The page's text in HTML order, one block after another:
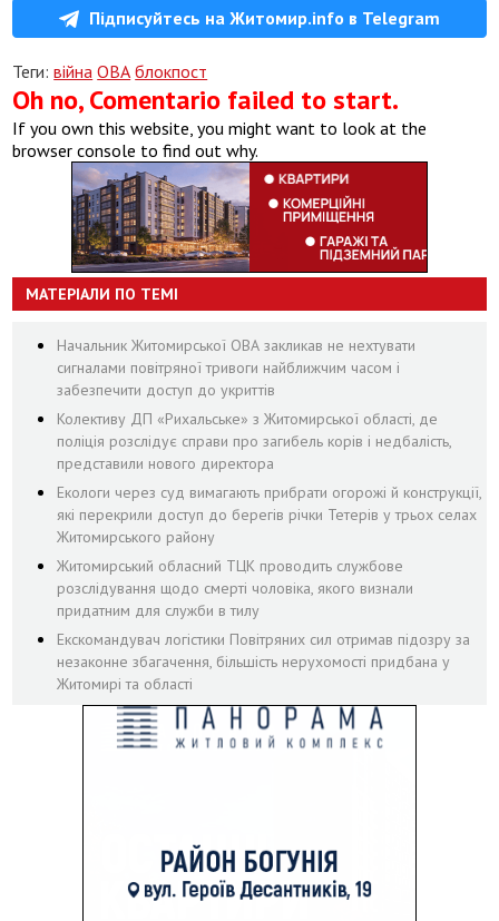
Підписуйтесь на Житомир.info в Telegram
Теги:війна ОВА блокпост
Oh no, Comentario failed to start.
If you own this website, you might want to look at the
browser console to find out why.
МАТЕРІАЛИ ПО ТЕМІ
Начальник Житомирської ОВА закликав не нехтувати
сигналами повітряної тривоги найближчим часом і
забезпечити доступ до укриттів
Колективу ДП «Рихальське» з Житомирської області, де
поліція розслідує справи про загибель корів і недбалість,
представили нового директора
Екологи через суд вимагають прибрати огорожі й конструкції,
які перекрили доступ до берегів річки Тетерів у трьох селах
Житомирського району
Житомирський обласний ТЦК проводить службове
розслідування щодо смерті чоловіка, якого визнали
придатним для служби в тилу
Екскомандувач логістики Повітряних сил отримав підозру за
незаконне збагачення, більшість нерухомості придбана у
Житомирі та області